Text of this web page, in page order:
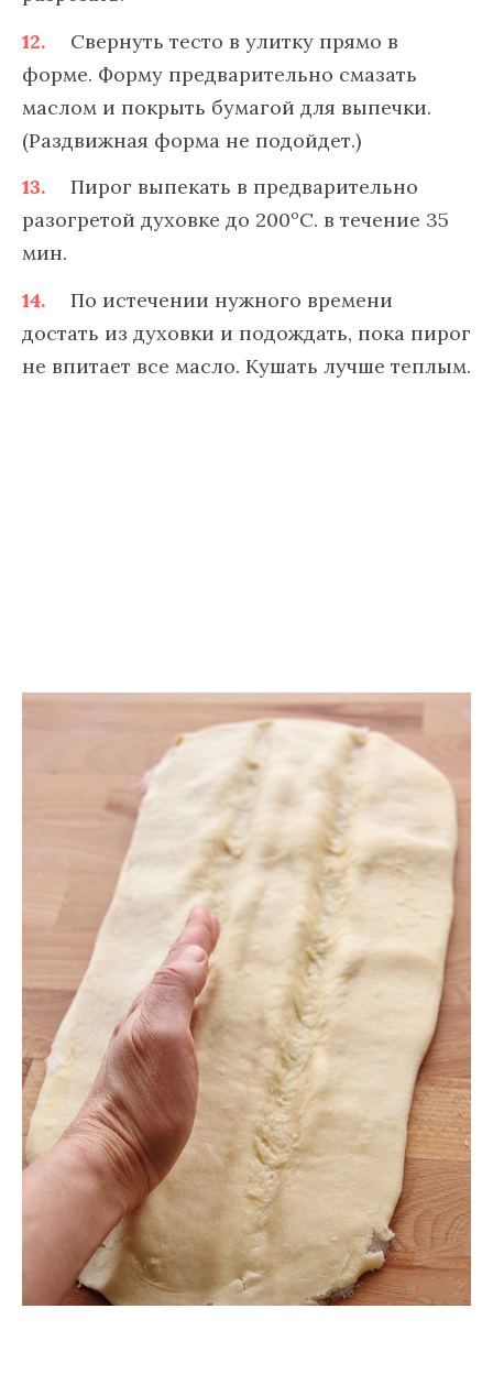
Свернуть тесто в улитку прямо в
форме. Форму предварительно смазать
маслом и покрыть бумагой для выпечки.
(Раздвижная форма не подойдет.)
Пирог выпекать в предварительно
разогретой духовке до 200ºС. в течение 35
мин.
По истечении нужного времени
достать из духовки и подождать, пока пирог
не впитает все масло. Кушать лучше теплым.